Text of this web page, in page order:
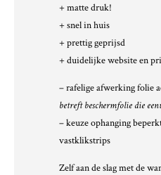
+ matte druk!
+ snel in huis
+ prettig geprijsd
+ duidelijke website en
– rafelige afwerking folie
betreft beschermfolie die
– keuze ophanging
vastklikstrips
Zelf aan de slag met de